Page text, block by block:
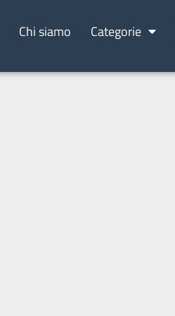
Chi siamo Categorie